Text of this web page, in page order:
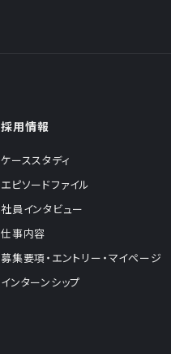
採用情報
ケーススタディ
エピソードファイル
社員インタビュー
仕事内容
募集要項・エントリー・マイページ
インターンシップ